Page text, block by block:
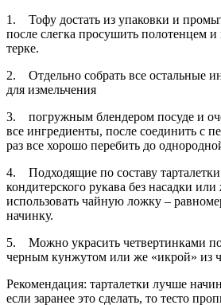
1. Тофу достать из упаковки и
после слегка просушить полотенцем и
терке.
2. Отдельно собрать все остальные
для измельчения
3. погружным блендером посуде и
все ингредиенты, после соединить с
раз все хорошо перебить до
4. Подходящие по составу
кондитерского рукава без насадки
использовать чайную ложку –
начинку.
5. Можно украсить четвертинками
черным кунжутом или же «икрой» из
Рекомендация: тарталетки лучше
если заранее это сделать, то тесто